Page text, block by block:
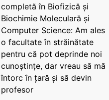
completă în Biofizică și
Biochimie Moleculară și
Computer Science: Am ales
o facultate în străinătate
pentru că pot deprinde noi
cunoștințe, dar vreau să mă
întorc în țară și să devin
profesor